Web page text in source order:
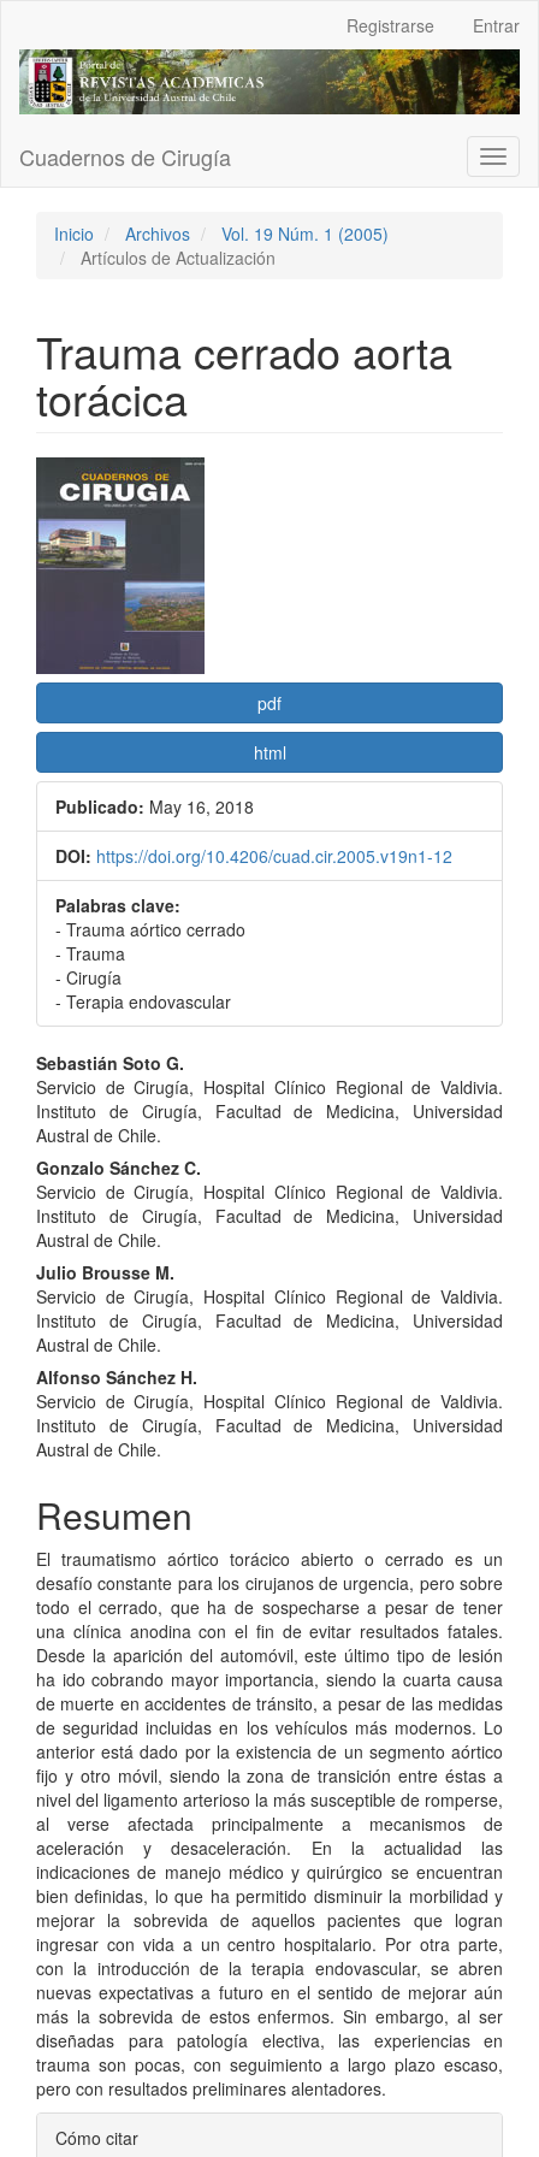
Contenido
principal
Barra
Registrarse Entrar
Cuadernos de Cirugía
Inicio Archivos
Vol. 19 Núm. 1 (2005)
Artículos de Actualización
Trauma cerrado aorta
torácica
Barra
lateral
del
artículo
pdf
html
Publicado: May 16, 2018
DOI: https://doi.org/10.4206/cuad.cir.2005.v19n1-12
Palabras clave:
- Trauma aórtico cerrado
- Trauma
- Cirugía
- Terapia endovascular
Contenido
principal
del
artículo
Sebastián Soto G.
Servicio de Cirugía, Hospital Clínico Regional de Valdivia.
Instituto de Cirugía, Facultad de Medicina, Universidad
Austral de Chile.
Gonzalo Sánchez C.
Servicio de Cirugía, Hospital Clínico Regional de Valdivia.
Instituto de Cirugía, Facultad de Medicina, Universidad
Austral de Chile.
Julio Brousse M.
Servicio de Cirugía, Hospital Clínico Regional de Valdivia.
Instituto de Cirugía, Facultad de Medicina, Universidad
Austral de Chile.
Alfonso Sánchez H.
Servicio de Cirugía, Hospital Clínico Regional de Valdivia.
Instituto de Cirugía, Facultad de Medicina, Universidad
Austral de Chile.
Resumen
El traumatismo aórtico torácico abierto o cerrado es un
desafío constante para los cirujanos de urgencia, pero sobre
todo el cerrado, que ha de sospecharse a pesar de tener
una clínica anodina con el fin de evitar resultados fatales.
Desde la aparición del automóvil, este último tipo de lesión
ha ido cobrando mayor importancia, siendo la cuarta causa
de muerte en accidentes de tránsito, a pesar de las medidas
de seguridad incluidas en los vehículos más modernos. Lo
anterior está dado por la existencia de un segmento aórtico
fijo y otro móvil, siendo la zona de transición entre éstas a
nivel del ligamento arterioso la más susceptible de romperse,
al verse afectada principalmente a mecanismos de
aceleración y desaceleración. En la actualidad las
indicaciones de manejo médico y quirúrgico se encuentran
bien definidas, lo que ha permitido disminuir la morbilidad y
mejorar la sobrevida de aquellos pacientes que logran
ingresar con vida a un centro hospitalario. Por otra parte,
con la introducción de la terapia endovascular, se abren
nuevas expectativas a futuro en el sentido de mejorar aún
más la sobrevida de estos enfermos. Sin embargo, al ser
diseñadas para patología electiva, las experiencias en
trauma son pocas, con seguimiento a largo plazo escaso,
pero con resultados preliminares alentadores.
Detalles
Cómo citar